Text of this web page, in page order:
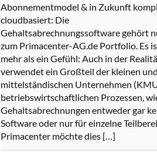
Abonnementmodel & in Zukunft
cloudbasiert: Die
Gehaltsabrechnungssoftware gehört
zum Primacenter-AG.de Portfolio. Es
mehr als ein Gefühl: Auch in der
verwendet ein Großteil der kleinen und
mittelständischen Unternehmen
betriebswirtschaftlichen Prozessen,
Gehaltsabrechnungen entweder gar
Software oder nur für einzelne
Primacenter möchte dies […]